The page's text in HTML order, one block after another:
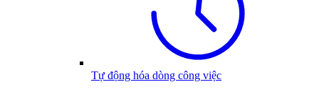
Tự động hóa dòng công việc